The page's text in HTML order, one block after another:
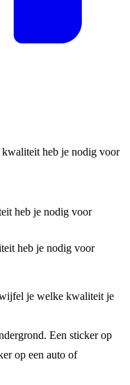
heb je nodig voor
heb je nodig voor
heb je nodig voor
je welke kwaliteit je
Een sticker op
op een auto of